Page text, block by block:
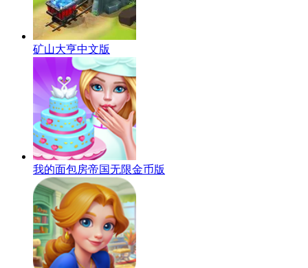
矿山大亨中文版
我的面包房帝国无限金币版